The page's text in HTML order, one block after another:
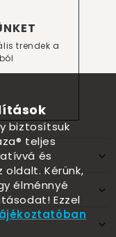
trendek a
biztosítsuk
teljes
és
Kérünk,
élménnyé
Ezzel